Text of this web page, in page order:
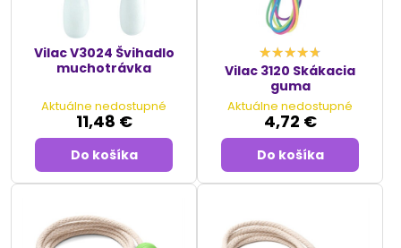
Vilac V3024 Švihadlo
muchotrávka
Aktuálne nedostupné
11,48 €
Do košíka
Vilac 3120 Skákacia
guma
Aktuálne nedostupné
4,72 €
Do košíka